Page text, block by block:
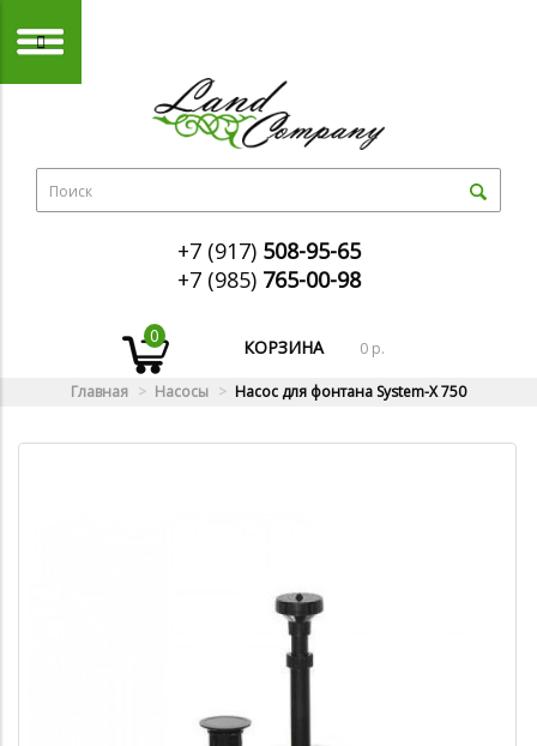
+7 (917) 508-95-65
+7 (985) 765-00-98
0
КОРЗИНА 0 р.
Главная Насосы Насос для фонтана System-X 750